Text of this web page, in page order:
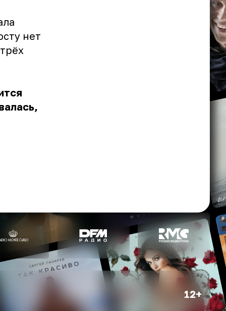
нет
12+